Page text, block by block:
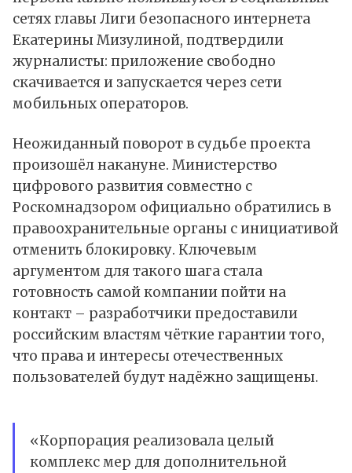
сетях главы Лиги безопасного интернета
Екатерины Мизулиной, подтвердили
журналисты: приложение свободно
скачивается и запускается через сети
мобильных операторов.
Неожиданный поворот в судьбе проекта
произошёлнакануне. Министерство
цифрового развития совместно с
Роскомнадзором официально обратились в
правоохранительные органы с инициативой
отменить блокировку. Ключевым
аргументом для такого шага стала
готовность самой компании пойти на
контакт – разработчики предоставили
российским властям чёткие гарантии того,
что права и интересы отечественных
пользователей будут надёжно защищены.
«Корпорация реализовала целый
комплекс мер для дополнительной